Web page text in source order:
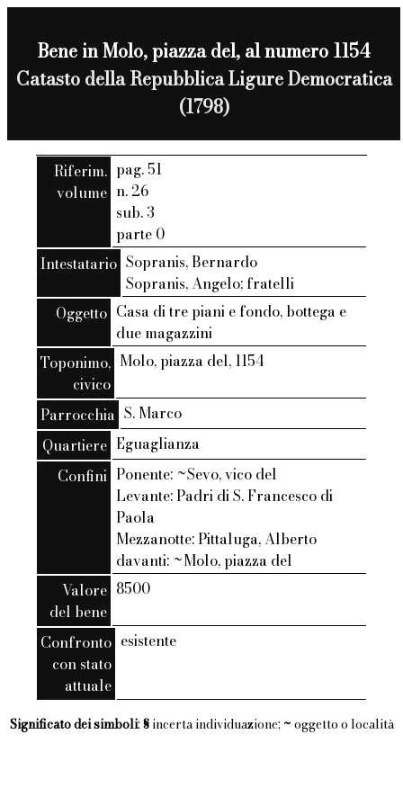
Bene in Molo, piazza del, al numero 1154
Catasto della Repubblica Ligure Democratica
(1798)
Riferim.
volume
pag. 51
n. 26
sub. 3
parte 0
Intestatario Sopranis, Bernardo
Sopranis, Angelo; fratelli
Oggetto Casa di tre piani e fondo, bottega e
due magazzini
Toponimo,
civico
Molo, piazza del, 1154
Parrocchia S. Marco
Quartiere Eguaglianza
Confini Ponente: ~Sevo, vico del
Levante: Padri di S. Francesco di
Paola
Mezzanotte: Pittaluga, Alberto
davanti: ~Molo, piazza del
Valore
del bene
8500
Confronto
con stato
attuale
esistente
Significato dei simboli: §incerta individuazione; ~ oggetto o località